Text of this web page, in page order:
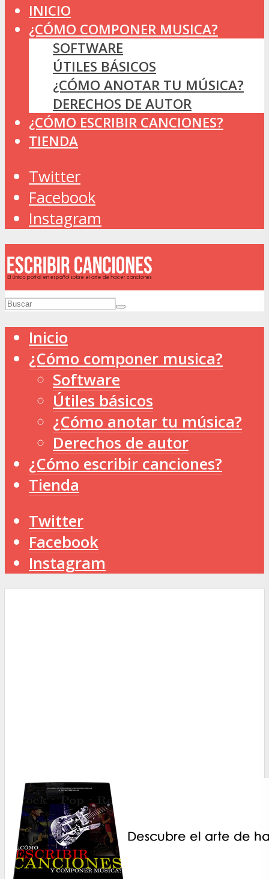
INICIO
¿CÓMO COMPONER MUSICA?
SOFTWARE
ÚTILES BÁSICOS
¿CÓMO ANOTAR TU MÚSICA?
DERECHOS DE AUTOR
¿CÓMO ESCRIBIR CANCIONES?
TIENDA
Twitter
Facebook
Instagram
Inicio
¿Cómo componer musica?
Software
Útiles básicos
¿Cómo anotar tu música?
Derechos de autor
¿Cómo escribir canciones?
Tienda
Twitter
Facebook
Instagram